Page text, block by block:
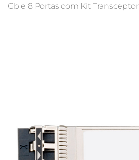
Gb e 8 Portas com Kit Transceptor